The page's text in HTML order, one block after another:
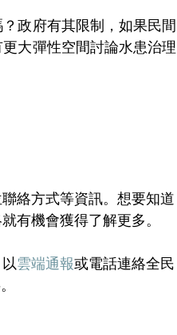
政府有其限制，如果民間
大彈性空間討論水患治理
絡方式等資訊。想要知道
有機會獲得了解更多。
雲端通報或電話連絡全民